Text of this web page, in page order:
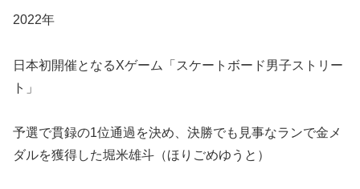
2022年
日本初開催となるXゲーム「スケートボード男子ストリー
ト」
予選で貫録の1位通過を決め、決勝でも見事なランで金メ
ダルを獲得した堀米雄斗（ほりごめゆうと）